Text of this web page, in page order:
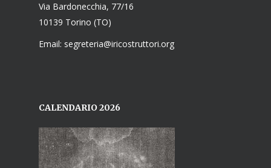
Via Bardonecchia, 77/16
10139 Torino (TO)
Email: segreteria@iricostruttori.org
CALENDARIO 2026